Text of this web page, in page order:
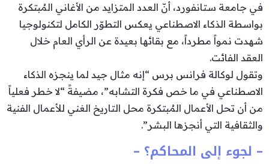
في جامعة ستانفورد، أنّ العدد المتزايد من الأغاني المُبتكرة
بواسطة الذكاء الاصطناعي يعكس التطوّر الكامل لتكنولوجيا
شهدت نمواً مطرداً، مع بقائها بعيدة عن الرأي العام خلال
العقد الفائت.
وتقول لوكالة فرانس برس “إنه مثال جيد لما ينجزه الذكاء
الاصطناعي في ما خص فكرة التشابه”، مضيفةً “لا خطر فعلياً
من أن تحل الأعمال المُبتكرة محل التاريخ الغني للأعمال الفنية
والثقافية التي أنجزها البشر”.
– لجوء إلى المحاكم؟ –